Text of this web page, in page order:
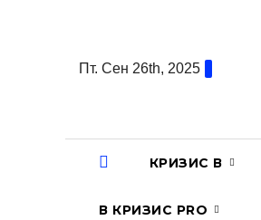
содержаниюПт. Сен 26th, 2025
КРИЗИС В
В КРИЗИС PRO